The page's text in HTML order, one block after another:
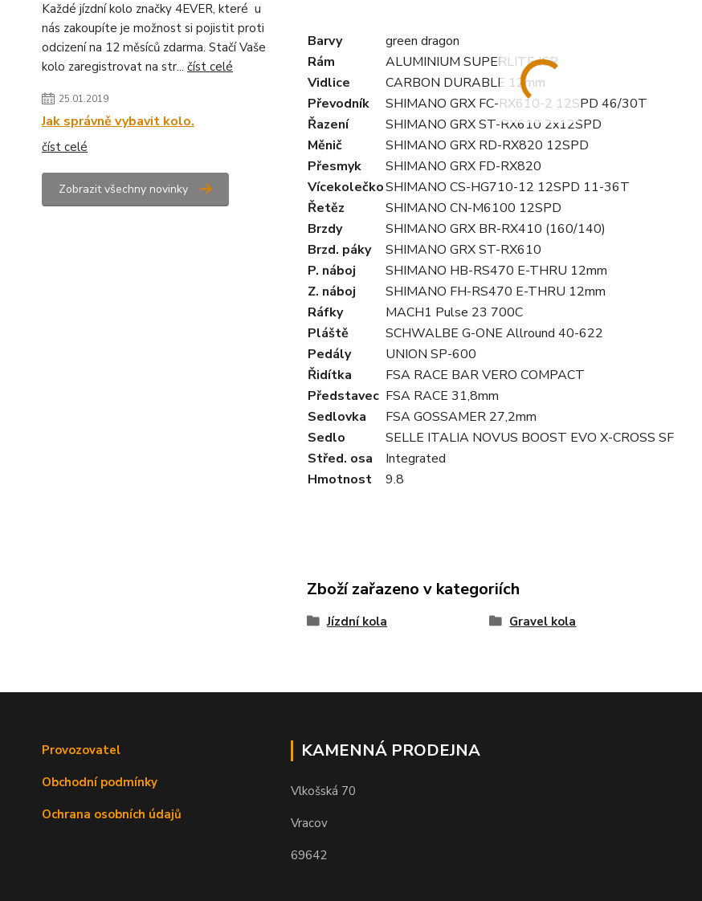
Každé jízdní kolo značky 4EVER, které u
nás zakoupíte je možnost si pojistit proti
odcizení na 12 měsíců zdarma. Stačí Vaše
kolo zaregistrovat na str... číst celé
25.01.2019
Jak správně vybavit kolo.
číst celé
Zobrazit všechny novinky
Barvy
green dragon
Rám
ALUMINIUM SUPERLITE ICR
Vidlice
CARBON DURABLE 12mm
Převodník
SHIMANO GRX FC-RX610-2 12SPD 46/30T
Řazení
SHIMANO GRX ST-RX610 2x12SPD
Měnič
SHIMANO GRX RD-RX820 12SPD
Přesmyk
SHIMANO GRX FD-RX820
Více­kolečkoSHIMANO CS-HG710-12 12SPD 11-36T
Řetěz
SHIMANO CN-M6100 12SPD
Brzdy
SHIMANO GRX BR-RX410 (160/140)
Brzd. páky
SHIMANO GRX ST-RX610
P. náboj
SHIMANO HB-RS470 E-THRU 12mm
Z. náboj
SHIMANO FH-RS470 E-THRU 12mm
Ráfky
MACH1 Pulse 23 700C
Pláště
SCHWALBE G-ONE Allround 40-622
Pedály
UNION SP-600
Řidítka
FSA RACE BAR VERO COMPACT
Představec FSA RACE 31,8mm
Sedlovka
FSA GOSSAMER 27,2mm
Sedlo
SELLE ITALIA NOVUS BOOST EVO X-CROSS SF
Střed. osa
Integrated
Hmotnost
9.8
Zboží zařazeno v kategoriích
Jízdní kola Gravel kola
Provozovatel
Obchodní podmínky
Ochrana osobních údajů
KAMENNÁ PRODEJNA
Vlkošská 70
Vracov
69642